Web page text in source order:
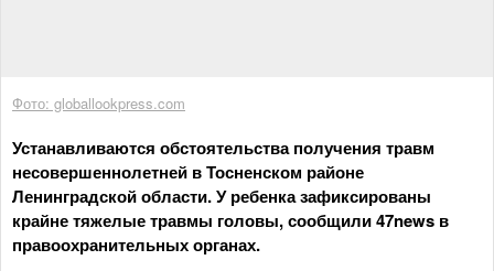
Фото: globallookpress.com
Устанавливаются обстоятельства получения травм
несовершеннолетней в Тосненском районе
Ленинградской области. У ребенка зафиксированы
крайне тяжелые травмы головы, сообщили 47news в
правоохранительных органах.